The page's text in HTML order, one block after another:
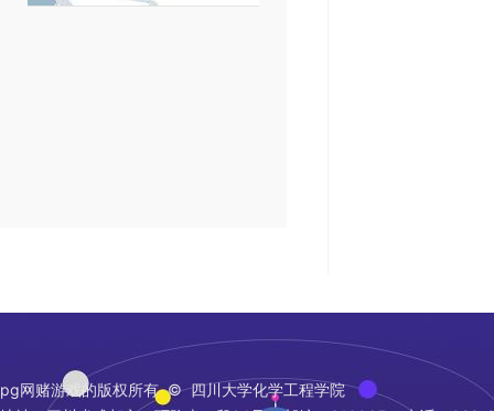
pg网赌游戏的版权所有 © 四川大学化学工程学院